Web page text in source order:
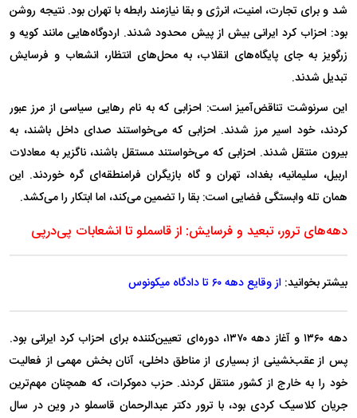
شد و برای تجارت، امنیت، انرژی و بقا نیازمند رابطه با تهران بود. نتیجه روشن
بود: احزاب کرد ایرانی بیش از پیش محدود شدند. اردوگاه‌هایی مانند کویه و
زرگویز به جای پایگاه‌های انقلاب، به محل‌های انتظار، انشعاب و فرسایش
تبدیل شدند.
این سرنوشت تناقض‌آمیز است: احزابی که به نام رهایی سیاسی از مرز عبور
کردند، خود اسیر مرز شدند. احزابی که می‌خواستند صدای داخل باشند، به
بیرون منتقل شدند. احزابی که می‌خواستند مستقل باشند، ناگزیر به معادلات
اربیل، سلیمانیه، بغداد، تهران و گاه بازیگران فرامنطقه‌ای گره خوردند. این
همان تله وابستگی فضایی است: بقا را تضمین می‌کند، اما ابتکار را می‌کشد.
دهه‌های ترور، تبعید و فرسایش: از قاسملو تا انشعابات پی‌درپی
بیشتر بخوانید:از وقایع دهه ۶۰ تا دادگاه میکونوس
دهه ۱۳۶۰ و آغاز دهه ۱۳۷۰، دوره‌ای تعیین‌کننده برای احزاب کرد ایرانی بود.
پس از عقب‌نشینی از بسیاری از مناطق داخلی، آنان بخش مهمی از فعالیت
خود را به خارج از کشور منتقل کردند. حزب دموکرات، که همچنان مهم‌ترین
جریان کلاسیک کردی بود، با ترور دکتر عبدالرحمان قاسملو در وین در سال